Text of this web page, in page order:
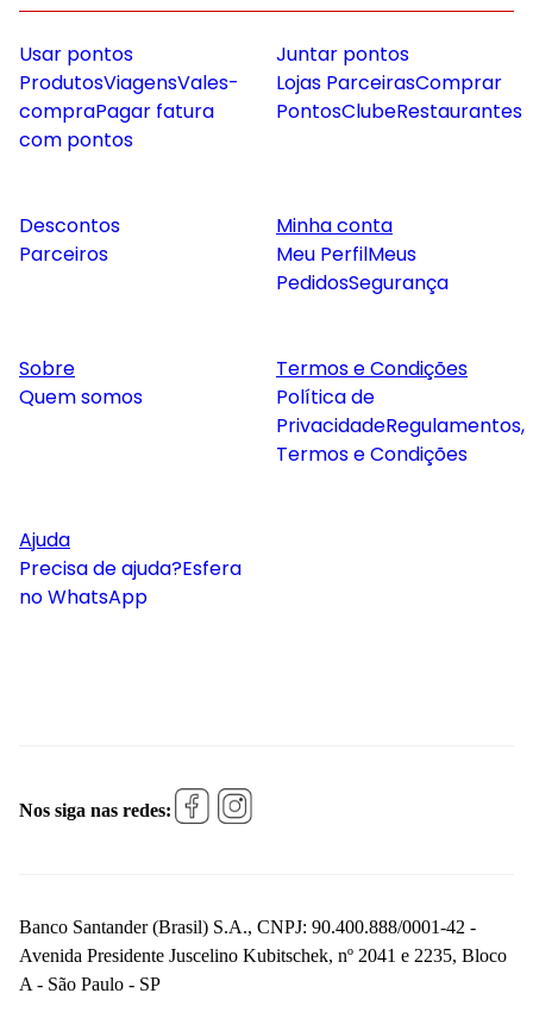
Usar pontos
ProdutosViagensVales-
compraPagar fatura
com pontos
Juntar pontos
Lojas ParceirasComprar
PontosClubeRestaurantes
Descontos
Parceiros
Minha conta
Meu PerfilMeus
PedidosSegurança
Sobre
Quem somos
Termos e Condições
Política de
PrivacidadeRegulamentos,
Termos e Condições
Ajuda
Precisa de ajuda?Esfera
no WhatsApp
Nos siga nas redes:
Banco Santander (Brasil) S.A., CNPJ: 90.400.888/0001-42 -
Avenida Presidente Juscelino Kubitschek, nº 2041 e 2235, Bloco
A - São Paulo - SP